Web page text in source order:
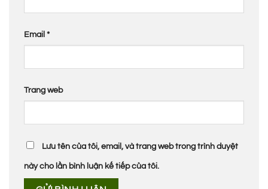
Email *
Trang web
Lưu tên của tôi, email, và trang web trong trình duyệt
này cho lần bình luận kế tiếp của tôi.